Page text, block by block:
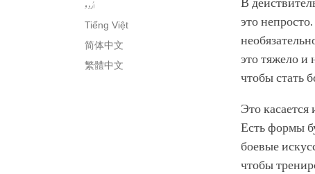
اُردو
Tiếng Việt
简体中文
繁體中文
В
это
это тяжело и
чтобы стать
Это
Есть формы
боевые
чтобы